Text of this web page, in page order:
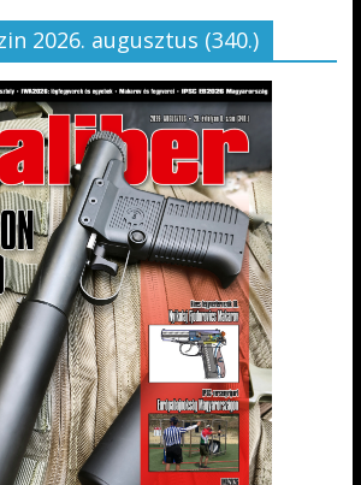
2026. augusztus (340.)